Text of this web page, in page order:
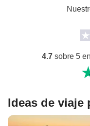
4.7 sobre 5
Ideas de viaje